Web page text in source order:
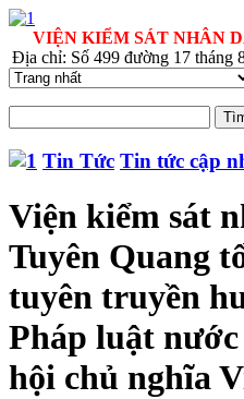
VIỆN KIỂM SÁT NHÂN
Địa chỉ: Số 499 đường 17 tháng
Tin Tức Tin tức cập
Viện kiểm sát
Tuyên Quang
tuyên truyền
Pháp luật
hội chủ nghĩa